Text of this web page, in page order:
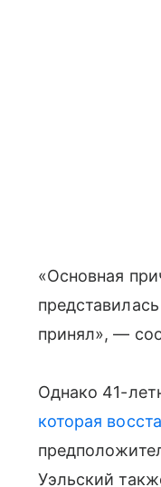
«Основная
принял», —
Однако 41-
которая
Уэльский